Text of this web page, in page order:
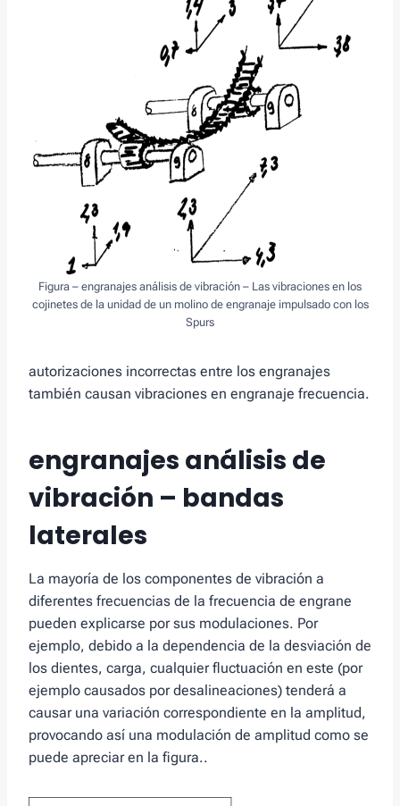
Figura – engranajes análisis de vibración – Las vibraciones en los
cojinetes de la unidad de un molino de engranaje impulsado con los
Spurs
autorizaciones incorrectas entre los engranajes
también causan vibraciones en engranaje frecuencia.
engranajes análisis de
vibración – bandas
laterales
La mayoría de los componentes de vibración a
diferentes frecuencias de la frecuencia de engrane
pueden explicarse por sus modulaciones. Por
ejemplo, debido a la dependencia de la desviación de
los dientes, carga, cualquier fluctuación en este (por
ejemplo causados ​​por desalineaciones) tenderá a
causar una variación correspondiente en la amplitud,
provocando así una modulación de amplitud como se
puede apreciar en la figura..